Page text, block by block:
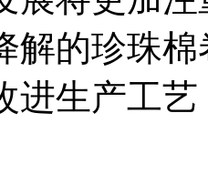
解的珍珠
进生产工